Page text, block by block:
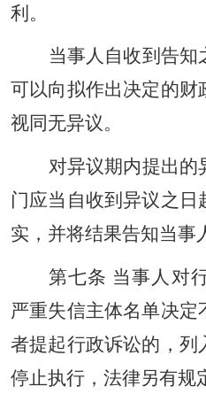
利。
当事人自收到告知
可以向拟作出决定的财
视同无异议。
对异议期内提出的
门应当自收到异议之
实，并将结果告知当事
第七条 当事人对
严重失信主体名单决
者提起行政诉讼的，列
停止执行，法律另有规